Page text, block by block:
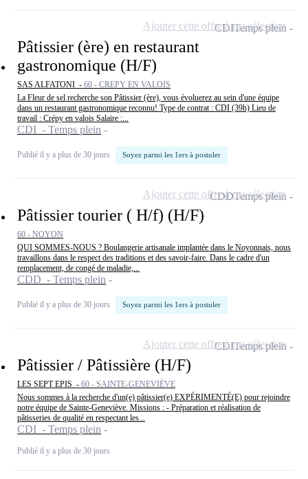
Pâtissier (ère) en restaurant
gastronomique (H/F)
SAS ALFATONI - 60 - CREPY EN VALOIS
La Fleur de sel recherche son Pâtissier (ère), vous évoluerez au sein d'une équipe
dans un restaurant gastronomique reconnu! Type de contrat : CDI (39h) Lieu de
travail : Crépy en valois Salaire :...
CDI - Temps plein
Publié il y a plus de 30 jours Soyez parmi les 1ers à postuler
CDITemps plein
Ajouter cette offre à ma sélection
Pâtissier tourier ( H/f) (H/F)
60 - NOYON
QUI SOMMES-NOUS ? Boulangerie artisanale implantée dans le Noyonnais, nous
travaillons dans le respect des traditions et des savoir-faire. Dans le cadre d'un
remplacement, de congé de maladie,...
CDD - Temps plein
Publié il y a plus de 30 jours Soyez parmi les 1ers à postuler
CDDTemps plein
Ajouter cette offre à ma sélection
Pâtissier / Pâtissière (H/F)
LES SEPT EPIS - 60 - SAINTE-GENEVIÈVE
Nous sommes à la recherche d'un(e) pâtissier(e) EXPÉRIMENTÉ(E) pour rejoindre
notre équipe de Sainte-Geneviève. Missions : - Préparation et réalisation de
pâtisseries de qualité en respectant les...
CDI - Temps plein
Publié il y a plus de 30 jours
CDITemps plein
Ajouter cette offre à ma sélection